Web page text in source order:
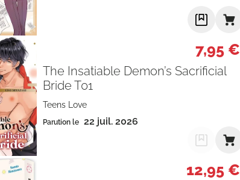
7,95 €
The Insatiable Demon’s Sacrificial
Bride T01
Teens Love
Parution le 22 juil. 2026
12,95 €